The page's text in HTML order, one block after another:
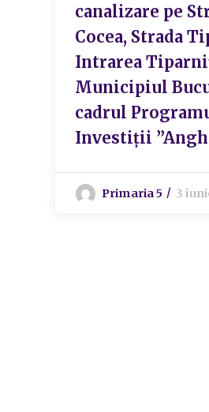
canalizare pe
Cocea, Strada
Intrarea
Municipiul
cadrul
Investiții
Primaria 5 3